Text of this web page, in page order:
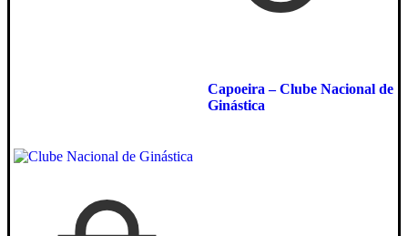
Capoeira – Clube Nacional de
Ginástica